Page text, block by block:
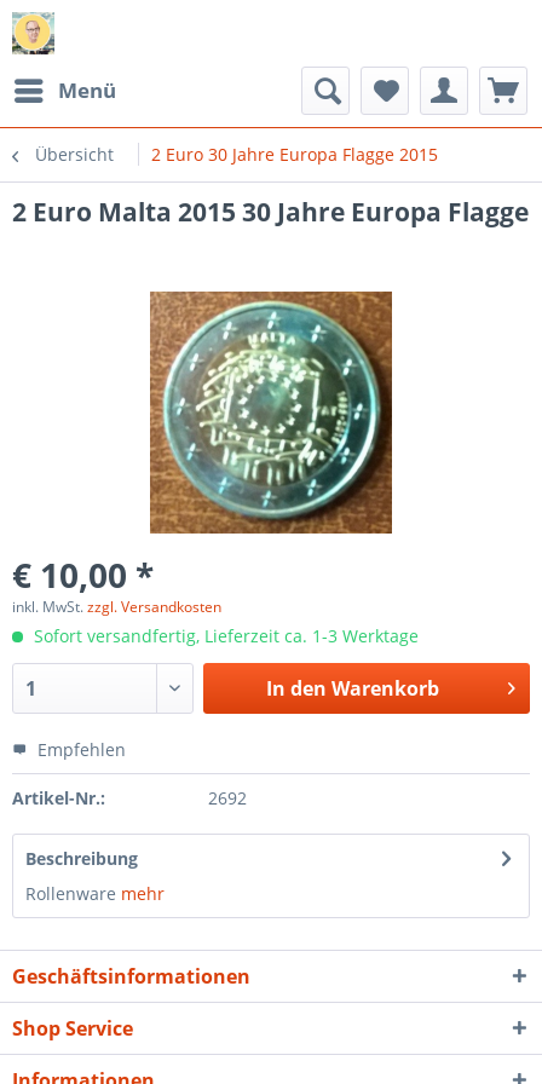
Menü
Übersicht 2 Euro 30 Jahre Europa Flagge 2015
2 Euro Malta 2015 30 Jahre Europa Flagge
€ 10,00 *
inkl. MwSt.zzgl. Versandkosten
Sofort versandfertig, Lieferzeit ca. 1-3 Werktage
In den Warenkorb
Empfehlen
Artikel-Nr.: 2692
Beschreibung
Rollenware mehr
Geschäftsinformationen
Shop Service